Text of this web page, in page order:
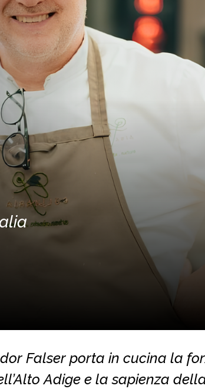
Falser porta in cucina la
Adige e la sapienza